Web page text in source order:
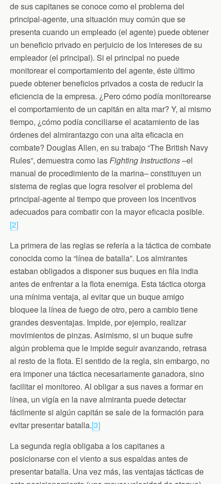
de sus capitanes se conoce como el problema del
principal-agente, una situación muy común que se
presenta cuando un empleado (el agente) puede obtener
un beneficio privado en perjuicio de los intereses de su
empleador (el principal). Si el principal no puede
monitorear el comportamiento del agente, éste último
puede obtener beneficios privados a costa de reducir la
eficiencia de la empresa. ¿Pero cómo podía monitorearse
el comportamiento de un capitán en alta mar? Y, al mismo
tiempo, ¿cómo podía conciliarse el acatamiento de las
órdenes del almirantazgo con una alta eficacia en
combate? Douglas Allen, en su trabajo “The British Navy
Rules”, demuestra como lasFighting Instructions­–el
manual de procedimiento de la marina– constituyen un
sistema de reglas que logra resolver el problema del
principal-agente al tiempo que proveen los incentivos
adecuados para combatir con la mayor eficacia posible.
[2]
La primera de las reglas se refería a la táctica de combate
conocida como la “línea de batalla”. Los almirantes
estaban obligados a disponer sus buques en fila india
antes de enfrentar a la flota enemiga. Esta táctica otorga
una mínima ventaja, al evitar que un buque amigo
bloquee la línea de fuego de otro, pero a cambio tiene
grandes desventajas. Impide, por ejemplo, realizar
movimientos de pinzas. Asimismo, si un buque sufre
algún problema que le impide seguir avanzando, retrasa
al resto de la flota. El sentido de la regla, sin embargo, no
era imponer una táctica necesariamente ganadora, sino
facilitar el monitoreo. Al obligar a sus naves a formar en
línea, un vigía en la nave almiranta puede detectar
fácilmente si algún capitán se sale de la formación para
evitar presentar batalla.[3]
La segunda regla obligaba a los capitanes a
posicionarse con el viento a sus espaldas antes de
presentar batalla. Una vez más, las ventajas tácticas de